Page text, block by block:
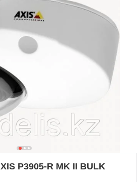
P3905-R MK II BULK